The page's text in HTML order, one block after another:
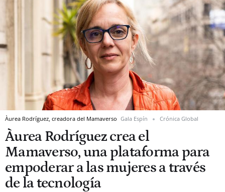
Àurea Rodríguez, creadora del Mamaverso Gala Espín Crónica Global
Àurea Rodríguez crea el
Mamaverso, una plataforma para
empoderar a las mujeres a través
de la tecnología